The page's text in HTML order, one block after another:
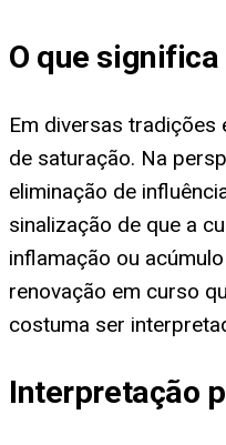
O que
Em diversas
de saturação. Na
eliminação de
sinalização de que a
inflamação ou
renovação em curso
costuma ser
Interpretação